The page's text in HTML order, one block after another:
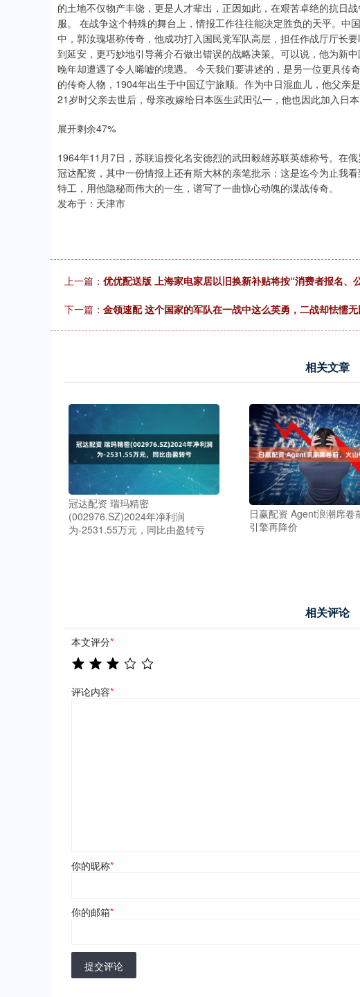
的土地不仅物产丰饶，更是人才辈出，正因如此，在艰苦卓绝的抗日
服。 在战争这个特殊的舞台上，情报工作往往能决定胜负的天平。中
中，郭汝瑰堪称传奇，他成功打入国民党军队高层，担任作战厅厅长
到延安，更巧妙地引导蒋介石做出错误的战略决策。可以说，他为新
晚年却遭遇了令人唏嘘的境遇。 今天我们要讲述的，是另一位更具
的传奇人物，1904年出生于中国辽宁旅顺。作为中日混血儿，他父亲
21岁时父亲去世后，母亲改嫁给日本医生武田弘一，他也因此加入日
展开剩余47%
1964年11月7日，苏联追授化名安德烈的武田毅雄苏联英雄称号。在
冠达配资，其中一份情报上还有斯大林的亲笔批示：这是迄今为止我
特工，用他隐秘而伟大的一生，谱写了一曲惊心动魄的谍战传奇。
发布于：天津市
上一篇： 优优配送版 上海家电家居以旧换新补贴将按“消费者报名、
下一篇： 金领速配 这个国家的军队在一战中这么英勇，二战却怯懦
相关文章
冠达配资 瑞玛精密
(002976.SZ)2024年净利润
为-2531.55万元，同比由盈转亏
日赢配资 Agent浪潮席卷
引擎再降价
相关评论
本文评分*
评论内容*
你的昵称*
你的邮箱*
提交评论